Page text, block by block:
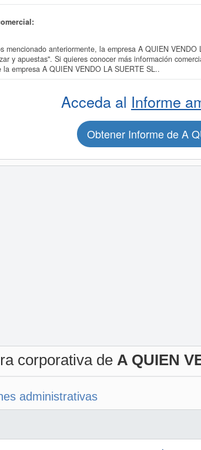
mencionado anteriormente, la empresa A QUIEN
y apuestas". Si quieres conocer más información
la empresa A QUIEN VENDO LA SUERTE SL..
Acceda al Informe
Obtener Informe de A
corporativa de A QUIEN
administrativas